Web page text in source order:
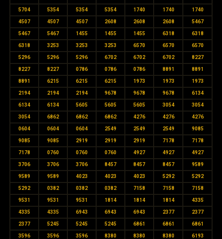
5704 5354 5354 5354 1740 1740 1740
4507 4507 4507 2608 2608 2608 5467
5467 5467 1455 1455 1455 6318 6318
6318 3253 3253 3253 6570 6570 6570
5296 5296 5296 6702 6702 6702 8227
8227 8227 0786 0786 0786 8891 8891
8891 6215 6215 6215 1973 1973 1973
2194 2194 2194 9678 9678 9678 6134
6134 6134 5605 5605 5605 3054 3054
3054 6862 6862 6862 4276 4276 4276
0604 0604 0604 2549 2549 2549 9085
9085 9085 2919 2919 2919 7178 7178
7178 0760 0760 0760 4927 4927 4927
3706 3706 3706 8457 8457 8457 9589
9589 9589 4023 4023 4023 5292 5292
5292 0382 0382 0382 7158 7158 7158
9531 9531 9531 1814 1814 1814 4335
4335 4335 6943 6943 6943 2377 2377
2377 5245 5245 5245 6861 6861 6861
3596 3596 3596 8380 8380 8380 6193